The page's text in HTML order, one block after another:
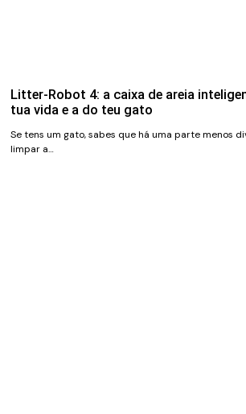
Litter-Robot 4: a caixa de areia
tua vida e a do teu gato
Se tens um gato, sabes que há uma parte menos
limpar a…